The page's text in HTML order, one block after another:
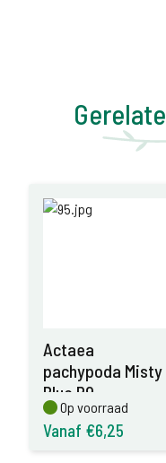
Actaea
pachypoda Misty
Blue P9
Op voorraad
Op voorraad
Vanaf €6,25